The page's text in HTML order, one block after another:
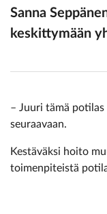
Sanna
keskittymään
– Juuri tämä
seuraavaan.
Kestäväksi hoito
toimenpiteistä